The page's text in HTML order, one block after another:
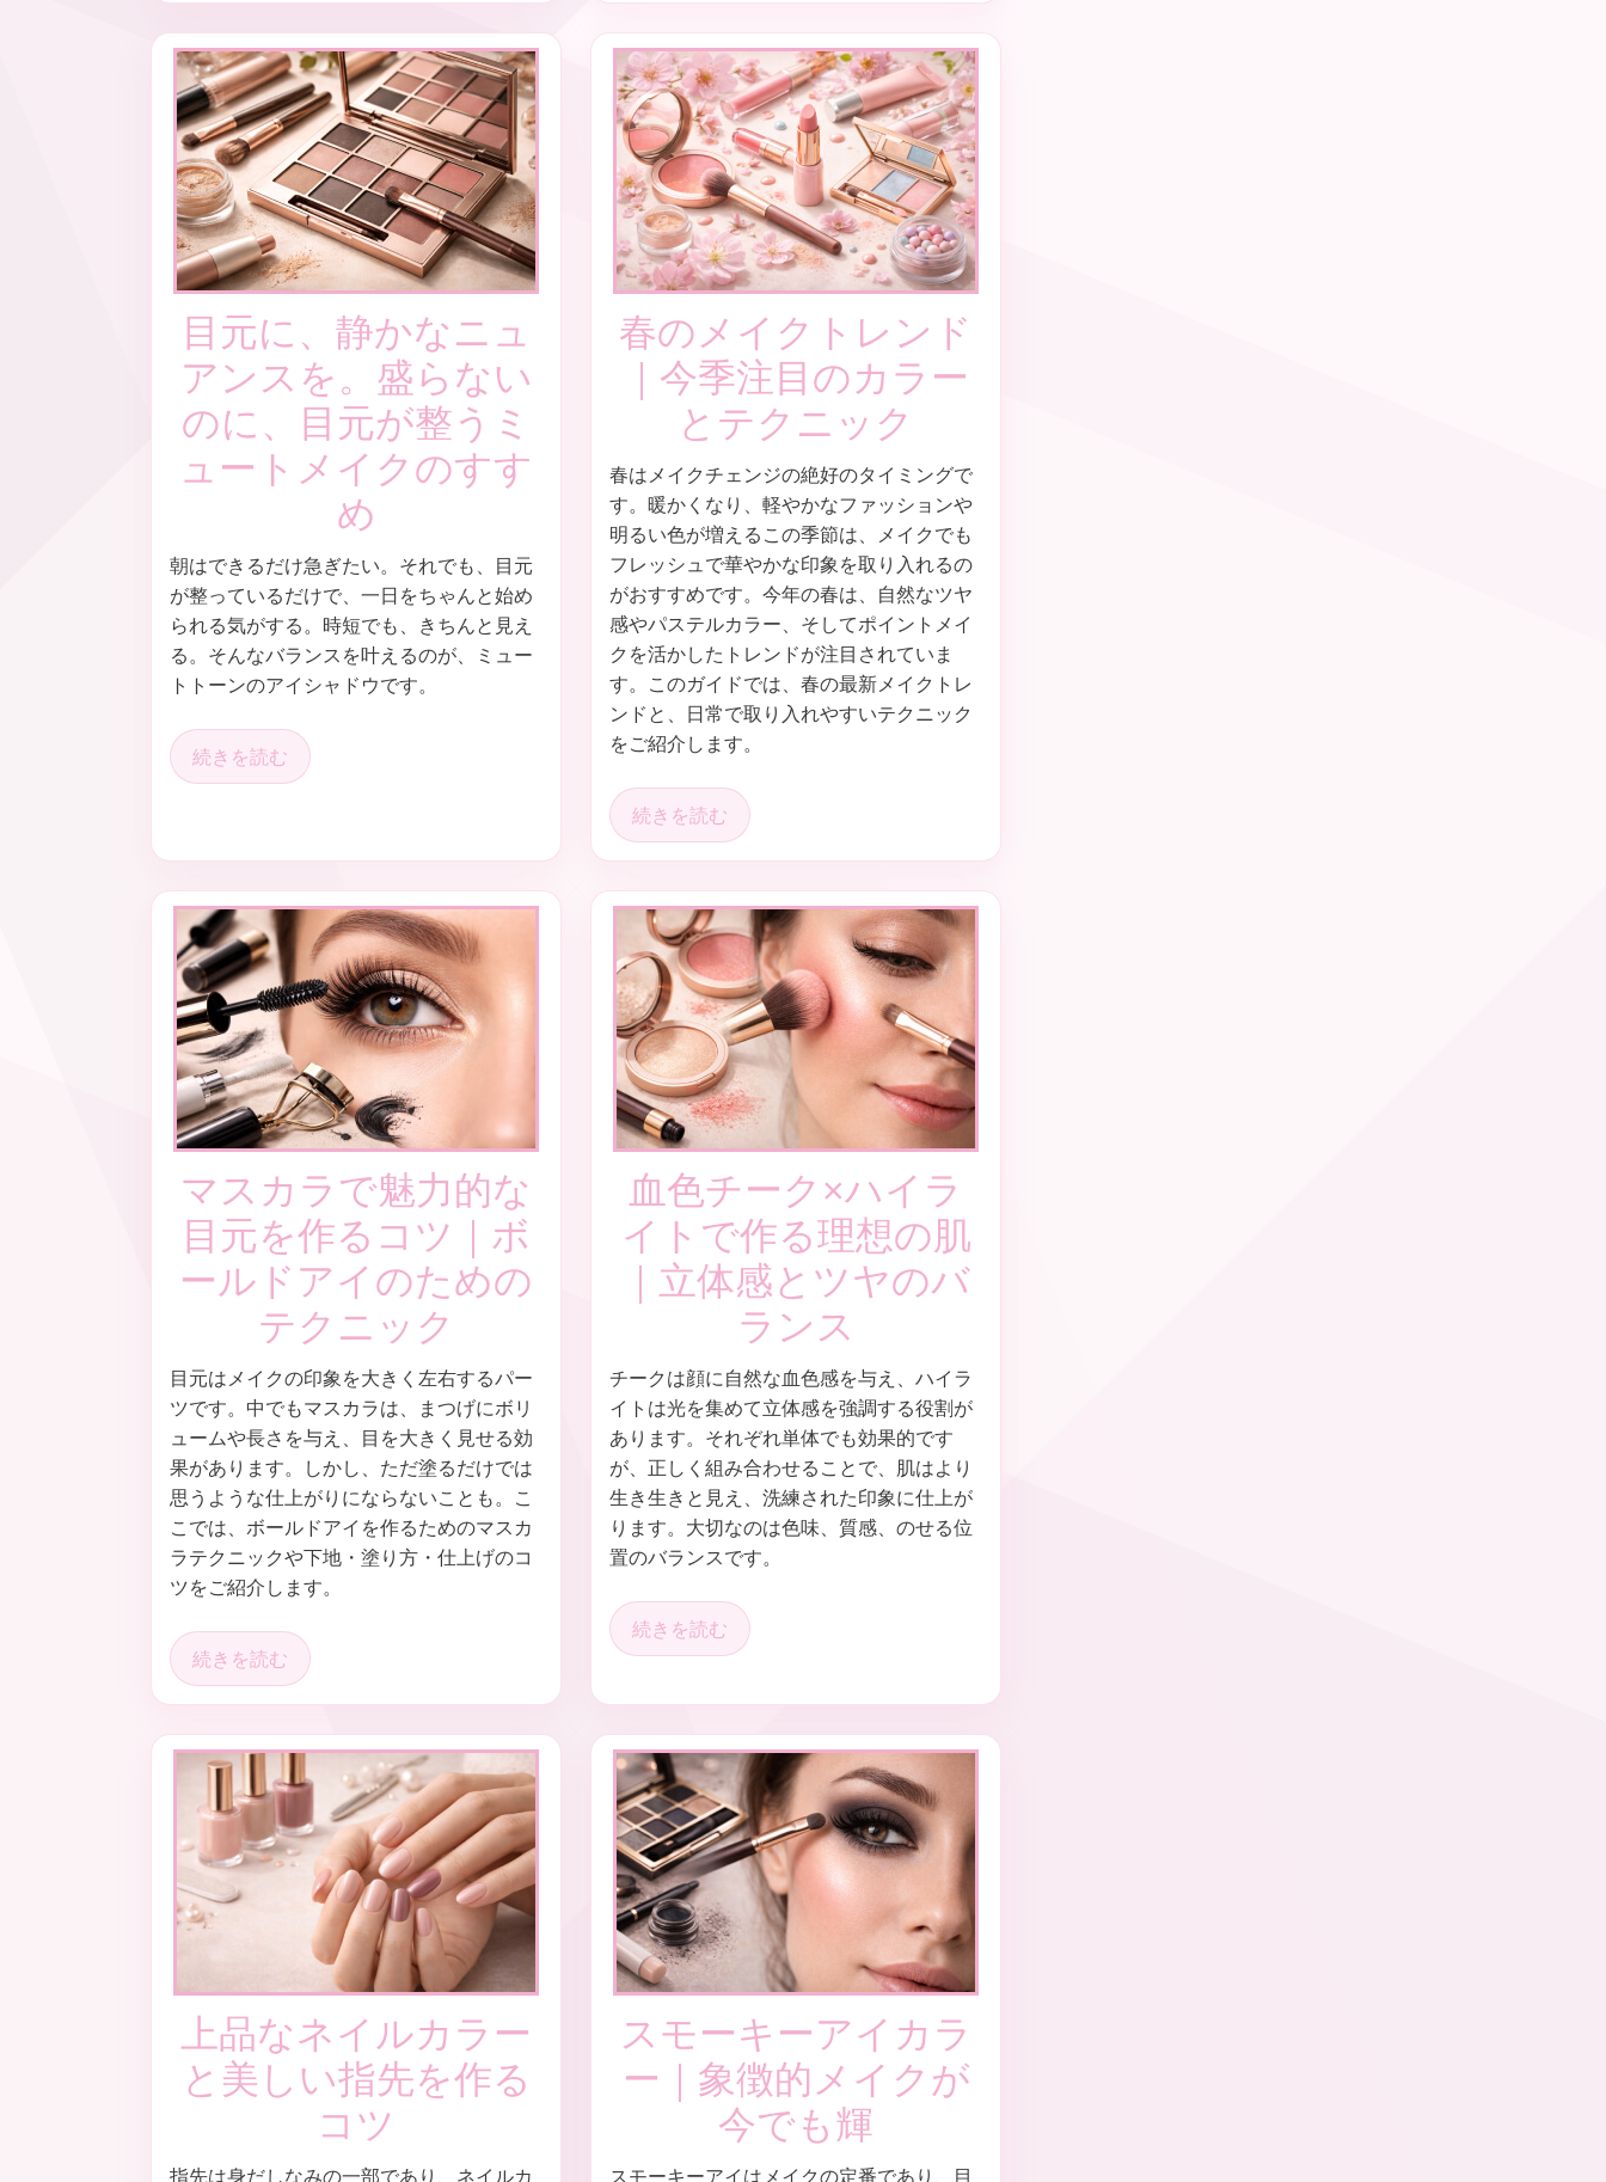
目元に、静かなニュ
アンスを。盛らない
のに、目元が整うミ
ュートメイクのすす
め
朝はできるだけ急ぎたい。それでも、目元
が整っているだけで、一日をちゃんと始め
られる気がする。時短でも、きちんと見え
る。そんなバランスを叶えるのが、ミュー
トトーンのアイシャドウです。
続きを読む
春のメイクトレンド
｜今季注目のカラー
とテクニック
春はメイクチェンジの絶好のタイミングで
す。暖かくなり、軽やかなファッションや
明るい色が増えるこの季節は、メイクでも
フレッシュで華やかな印象を取り入れるの
がおすすめです。今年の春は、自然なツヤ
感やパステルカラー、そしてポイントメイ
クを活かしたトレンドが注目されていま
す。このガイドでは、春の最新メイクトレ
ンドと、日常で取り入れやすいテクニック
をご紹介します。
続きを読む
マスカラで魅力的な
目元を作るコツ｜ボ
ールドアイのための
テクニック
目元はメイクの印象を大きく左右するパー
ツです。中でもマスカラは、まつげにボリ
ュームや長さを与え、目を大きく見せる効
果があります。しかし、ただ塗るだけでは
思うような仕上がりにならないことも。こ
こでは、ボールドアイを作るためのマスカ
ラテクニックや下地・塗り方・仕上げのコ
ツをご紹介します。
続きを読む
血色チーク×ハイラ
イトで作る理想の肌
｜立体感とツヤのバ
ランス
チークは顔に自然な血色感を与え、ハイラ
イトは光を集めて立体感を強調する役割が
あります。それぞれ単体でも効果的です
が、正しく組み合わせることで、肌はより
生き生きと見え、洗練された印象に仕上が
ります。大切なのは色味、質感、のせる位
置のバランスです。
続きを読む
上品なネイルカラー
と美しい指先を作る
コツ
指先は身だしなみの一部であり、ネイルカ
スモーキーアイカラ
ー｜象徴的メイクが
今でも輝
スモーキーアイはメイクの定番であり、目